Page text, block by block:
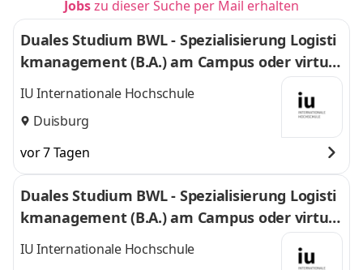
Jobszu dieser Suche per Mail erhalten
Duales Studium BWL - Spezialisierung Logisti
kmanagement (B.A.) am Campus oder virtuel
l
IU Internationale Hochschule
Duisburg
vor 7 Tagen
Duales Studium BWL - Spezialisierung Logisti
kmanagement (B.A.) am Campus oder virtuel
l
IU Internationale Hochschule